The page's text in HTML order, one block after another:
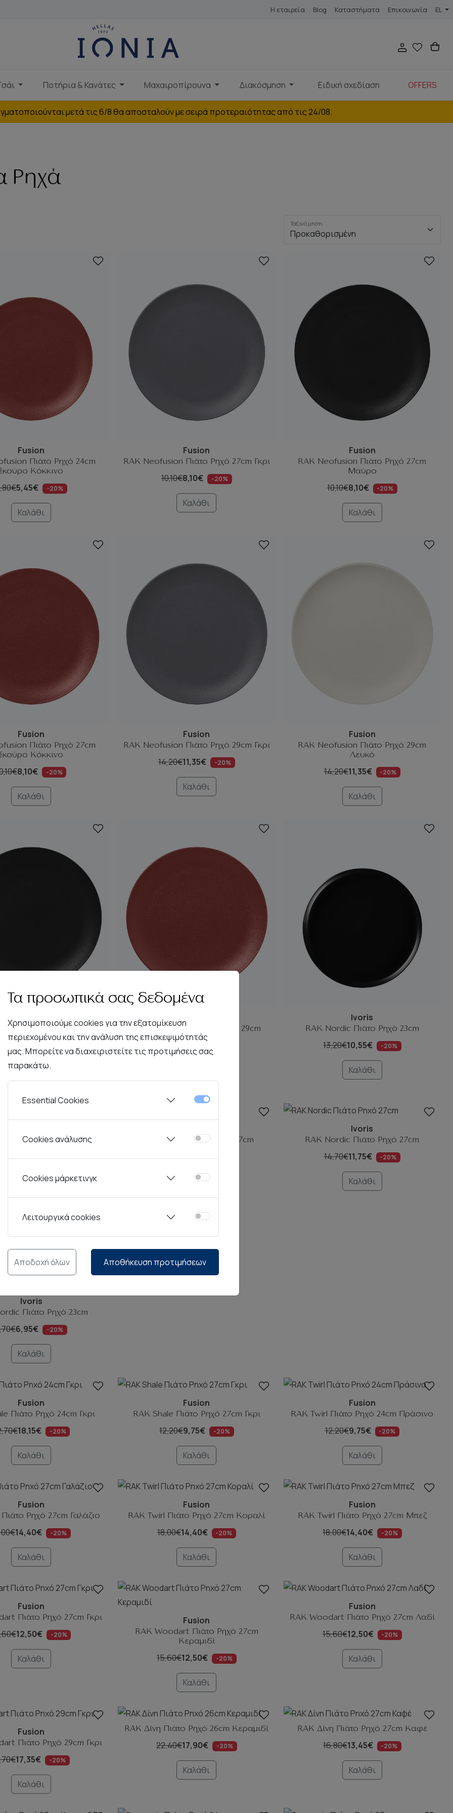
Η εταιρεία Blog Καταστήματα Επικοινωνία EL
Ποτήρια & Κανάτες Μαχαιροπίρουνα Διακόσμηση Ειδική σχεδίαση OFFERS
μετά τις 6/8 θα αποσταλούν με σειρά προτεραιότητας από τις 24/08.
Ρηχά
Ταξινόμηση:
Fusion
Πιάτο Ρηχό 24cm
Κόκκινο
5,45€ -20%
Καλάθι
Fusion
RAK Neofusion Πιάτο Ρηχό 27cm Γκρι
10,10€8,10€ -20%
Καλάθι
Fusion
RAK Neofusion Πιάτο Ρηχό 27cm
Μαύρο
10,10€8,10€ -20%
Καλάθι
Fusion
Πιάτο Ρηχό 27cm
Κόκκινο
8,10€ -20%
Καλάθι
Fusion
RAK Neofusion Πιάτο Ρηχό 29cm Γκρι
14,20€11,35€ -20%
Καλάθι
Fusion
RAK Neofusion Πιάτο Ρηχό 29cm
Λευκό
14,20€11,35€ -20%
Καλάθι
Πιάτο Ρηχό 29cm
Μαύρο
10,80€ -20%
Καλάθι
RAK Neofusion Πιάτο Ρηχό 29cm
Σκούρο Κόκκινο
14,20€11,35€
Καλάθι
Ivoris
RAK Nordic Πιάτο Ρηχό 23cm
13,20€10,55€ -20%
Καλάθι
Ivoris
Πιάτο Ρηχό 23cm
6,95€ -20%
Καλάθι
RAK Nordic Πιάτο Ρηχό 27cm
9,80€7,85€ -20%
Καλάθι
Ivoris
RAK Nordic Πιάτο Ρηχό 27cm
14,70€11,75€ -20%
Καλάθι
Fusion
Πιάτο Ρηχό 24cm Γκρι
18,15€ -20%
Καλάθι
Fusion
RAK Shale Πιάτο Ρηχό 27cm Γκρι
12,20€9,75€ -20%
Καλάθι
Fusion
RAK Twirl Πιάτο Ρηχό 24cm Πράσινο
12,20€9,75€ -20%
Καλάθι
Fusion
Ρηχό 27cm Γαλάζιο
14,40€ -20%
Καλάθι
Fusion
RAK Twirl Πιάτο Ρηχό 27cm Κοραλί
18,00€14,40€ -20%
Καλάθι
Fusion
RAK Twirl Πιάτο Ρηχό 27cm Μπεζ
18,00€14,40€ -20%
Καλάθι
Fusion
Πιάτο Ρηχό 27cm Γκρι
12,50€ -20%
Καλάθι
Fusion
RAK Woodart Πιάτο Ρηχό 27cm
Κεραμιδί
15,60€12,50€ -20%
Καλάθι
Fusion
RAK Woodart Πιάτο Ρηχό 27cm Λαδί
15,60€12,50€ -20%
Καλάθι
Fusion
Πιάτο Ρηχό 29cm Γκρι
17,35€ -20%
Καλάθι
RAK Δίνη Πιάτο Ρηχό 26cm Κεραμιδί
22,40€17,90€ -20%
Καλάθι
RAK Δίνη Πιάτο Ρηχό 27cm Καφέ
16,80€13,45€ -20%
Καλάθι
Τα προσωπικά σας δεδομένα
Χρησιμοποιούμε cookies για την εξατομίκευση
περιεχομένου και την ανάλυση της επισκεψιμότητάς
μας. Μπορείτε να διαχειριστείτε τις προτιμήσεις σας
παρακάτω.
Essential Cookies
Cookies ανάλυσης
Cookies μάρκετινγκ
Λειτουργικά cookies
Αποδοχή όλων Αποθήκευση προτιμήσεων